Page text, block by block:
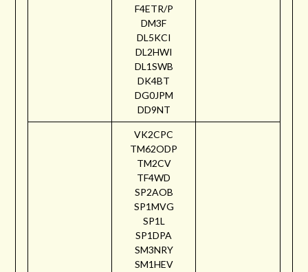
F4ETR/P
DM3F
DL5KCI
DL2HWI
DL1SWB
DK4BT
DG0JPM
DD9NT
VK2CPC
TM62ODP
TM2CV
TF4WD
SP2AOB
SP1MVG
SP1L
SP1DPA
SM3NRY
SM1HEV